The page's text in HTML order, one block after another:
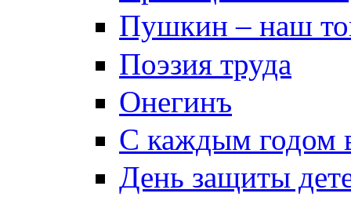
Пушкин – наш
Поэзия труда
Онегинъ
С каждым годом
День защиты